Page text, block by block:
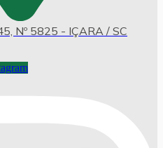
Nº 5825 - IÇARA / SC